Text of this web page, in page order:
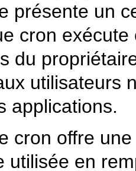
présente un
cron exécute
du
utilisateurs
applications.
cron offre
utilisée en